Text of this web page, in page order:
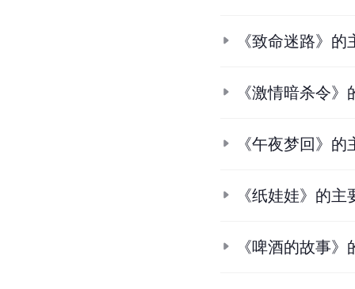
《致命迷路》的
《激情暗杀令
《午夜梦回》的
《纸娃娃》的主
《啤酒的故事